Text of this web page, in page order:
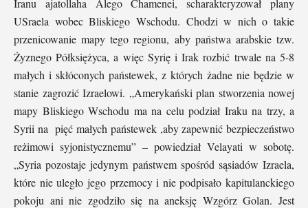
USraela wobec Bliskiego Wschodu. Chodzi w nich o takie
przenicowanie mapy tego regionu, aby państwa arabskie tzw.
Żyznego Półksiężyca, a więc Syrię i Irak rozbić trwale na 5-8
małych i skłóconych państewek, z których żadne nie będzie w
stanie zagrozić Izraelowi. „Amerykański plan stworzenia nowej
mapy Bliskiego Wschodu ma na celu podział Iraku na trzy, a
Syrii na pięć małych państewek ,aby zapewnić bezpieczeństwo
reżimowi syjonistycznemu” – powiedział Velayati w sobotę.
„Syria pozostaje jedynym państwem spośród sąsiadów Izraela,
które nie uległo jego przemocy i nie podpisało kapitulanckiego
pokoju ani nie zgodziło się na aneksję Wzgórz Golan. Jest